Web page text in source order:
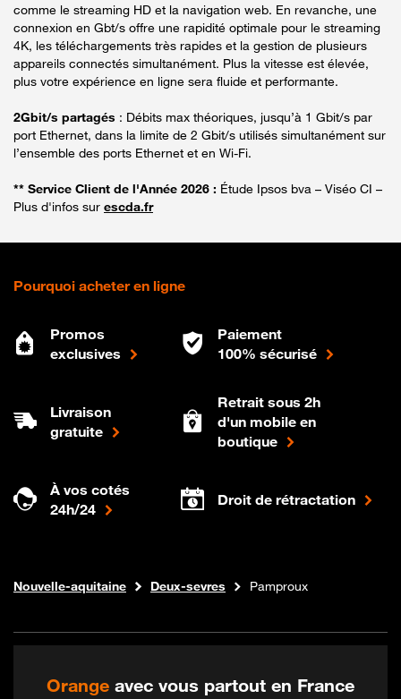
comme le streaming HD et la navigation web. En revanche, une
connexion en Gbt/s offre une rapidité optimale pour le streaming
4K, les téléchargements très rapides et la gestion de plusieurs
appareils connectés simultanément. Plus la vitesse est élevée,
plus votre expérience en ligne sera fluide et performante.
2Gbit/s partagés : Débits max théoriques, jusqu’à 1 Gbit/s par
port Ethernet, dans la limite de 2 Gbit/s utilisés simultanément sur
l’ensemble des ports Ethernet et en Wi-Fi.
** Service Client de l'Année 2026 : Étude Ipsos bva – Viséo CI –
Plus d'infos sur escda.fr
Pourquoi acheter en ligne
Promos
exclusives
Paiement
100% sécurisé
Livraison
gratuite
Retrait sous 2h
d'un mobile en
boutique
À vos cotés
24h/24
Droit de rétractation
Boutique Orange
Internet fibre
Nouvelle-aquitaine Deux-sevres Pamproux